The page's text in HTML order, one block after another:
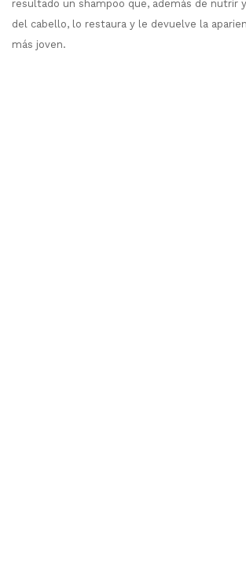
resultado un shampoo que, además de nutrir
del cabello, lo restaura y le devuelve la
más joven.